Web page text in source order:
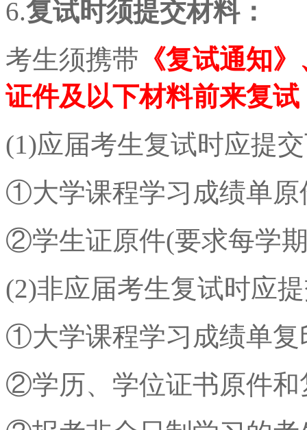
6.复试时须提交材料：
考生须携带 《复试通知
证件及以下材料前来复试
(1)应届考生复试时应提
①大学课程学习成绩单原
②学生证原件(要求每学
(2)非应届考生复试时应
①大学课程学习成绩单复
②学历、学位证书原件和